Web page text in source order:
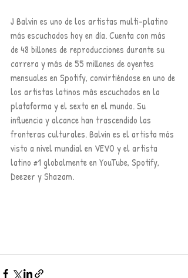
J Balvin es uno de los artistas multi-platino
más escuchados hoy en día. Cuenta con más
de 48 billones de reproducciones durante su
carrera y más de 55 millones de oyentes
mensuales en Spotify, convirtiéndose en uno de
los artistas latinos más escuchados en la
plataforma y el sexto en el mundo. Su
influencia y alcance han trascendido las
fronteras culturales. Balvin es el artista más
visto a nivel mundial en VEVO y el artista
latino #1 globalmente en YouTube, Spotify,
Deezer y Shazam.